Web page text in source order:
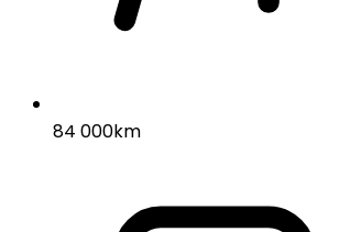
84 000km